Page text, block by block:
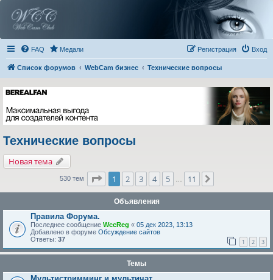
FAQ Медали Вход
Регистрация
Список форумов WebCam бизнес Технические вопросы
Технические вопросы
Новая тема
530 тем Страница1 из
1 2 3 4 5 11
Объявления
Правила Форума.
Последнее сообщение WccReg « 05 дек 2023, 13:13
Добавлено в форуме Обсуждение сайтов
Ответы: 37 1 2 3
Темы